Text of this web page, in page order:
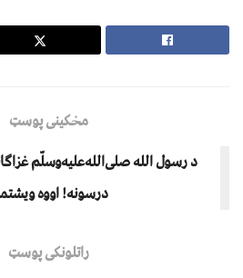
مخکینی پوسټ
د رسول الله صلی‌الله‌علیه‌وسلّم
درسونه! اووه
راتلونکی پوسټ